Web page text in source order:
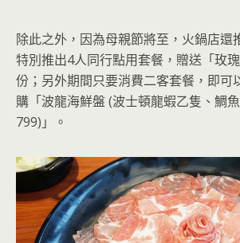
除此之外，因為母親節將至，火鍋店還
特別推出4人同行點用套餐，贈送「玫
份；另外期間只要消費二客套餐，即可
購「波龍海鮮盤 (波士頓龍蝦乙隻、鯛
799)」。